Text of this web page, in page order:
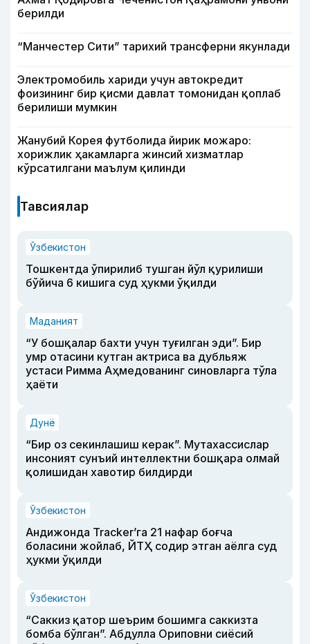
берилди
“Манчестер Сити” тарихий трансферни якунлади
Электромобиль хариди учун автокредит
фоизининг бир қисми давлат томонидан қоплаб
берилиши мумкин
Жанубий Корея футболида йирик можаро:
хорижлик ҳакамларга жинсий хизматлар
кўрсатилгани маълум қилинди
Тавсиялар
Ўзбекистон
Тошкентда ўпирилиб тушган йўл қурилиши
бўйича 6 кишига суд ҳукми ўқилди
Маданият
“У бошқалар бахти учун туғилган эди”. Бир
умр отасини кутган актриса ва дубльяж
устаси Римма Аҳмедованинг синовларга тўла
ҳаёти
Дунё
“Бир оз секинлашиш керак”. Мутахассислар
инсоният сунъий интеллектни бошқара олмай
қолишидан хавотир билдирди
Ўзбекистон
Андижонда Tracker’га 21 нафар боғча
боласини жойлаб, ЙТҲ содир этган аёлга суд
ҳукми ўқилди
Ўзбекистон
“Саккиз қатор шеърим бошимга саккизта
бомба бўлган”. Абдулла Ориповни сиёсий